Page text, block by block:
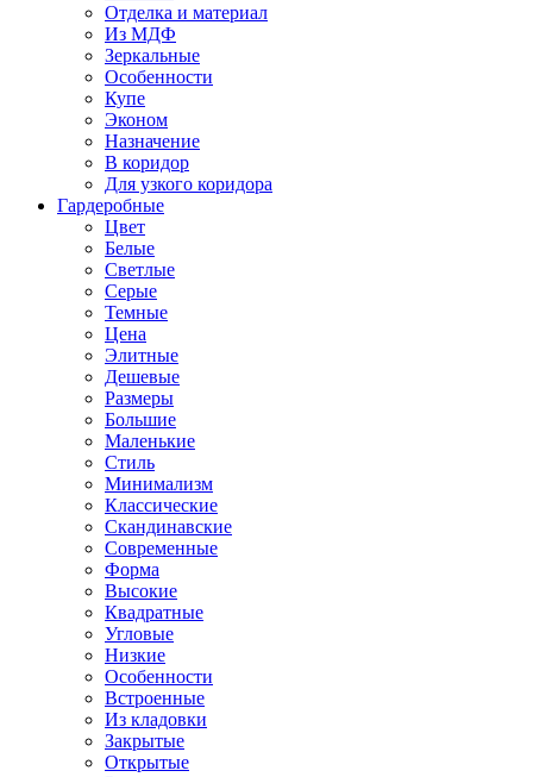
Отделка и материал
Из МДФ
Зеркальные
Особенности
Купе
Эконом
Назначение
В коридор
Для узкого коридора
Гардеробные
Цвет
Белые
Светлые
Серые
Темные
Цена
Элитные
Дешевые
Размеры
Большие
Маленькие
Стиль
Минимализм
Классические
Скандинавские
Современные
Форма
Высокие
Квадратные
Угловые
Низкие
Особенности
Встроенные
Из кладовки
Закрытые
Открытые